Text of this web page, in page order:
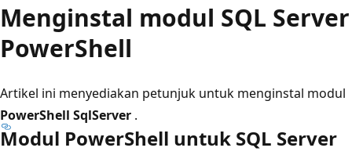
Menginstal modul SQL Server
PowerShell
Artikel ini menyediakan petunjuk untuk menginstal modul
PowerShell SqlServer .
Modul PowerShell untuk SQL Server